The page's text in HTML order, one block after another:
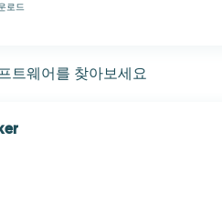
로드
트웨어를 찾아보세요